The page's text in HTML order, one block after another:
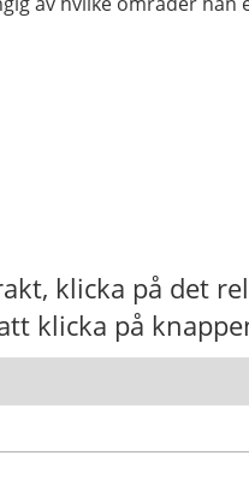
klicka på det
klicka på